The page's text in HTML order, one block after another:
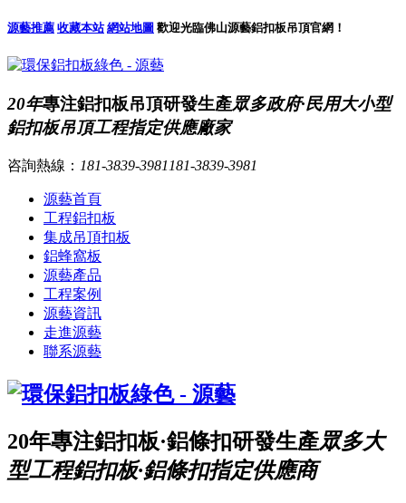
源藝推薦 收藏本站 網站地圖 歡迎光臨佛山源藝鋁扣板吊頂官網！
20年專注鋁扣板吊頂研發生產眾多政府·民用大小型
鋁扣板吊頂工程指定供應廠家
咨詢熱線： 181-3839-3981 181-3839-3981
源藝首頁
工程鋁扣板
集成吊頂扣板
鋁蜂窩板
源藝產品
工程案例
源藝資訊
走進源藝
聯系源藝
20年專注鋁扣板·鋁條扣研發生產眾多大
型工程鋁扣板·鋁條扣指定供應商